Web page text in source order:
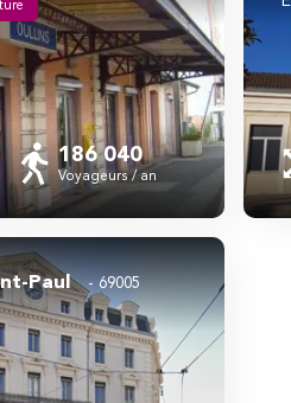
186 040
Voyageurs / an
Paul 69005